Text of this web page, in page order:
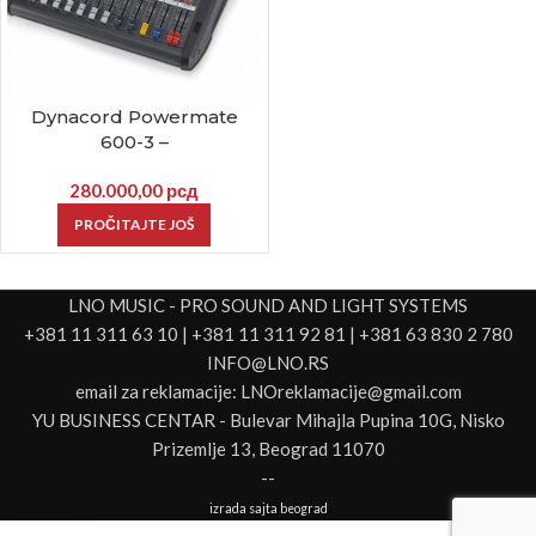
Dynacord Powermate
600-3 –
280.000,00 рсд
PROČITAJTE JOŠ
LNO MUSIC - PRO SOUND AND LIGHT SYSTEMS
+381 11 311 63 10 | +381 11 311 92 81 | +381 63 830 2 780
INFO@LNO.RS
email za reklamacije: LNOreklamacije@gmail.com
YU BUSINESS CENTAR - Bulevar Mihajla Pupina 10G, Nisko
Prizemlje 13, Beograd 11070
--
izrada sajta beograd